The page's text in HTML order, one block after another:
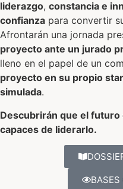
liderazgo, constancia e
confianza para convertir
Afrontarán una jornada
proyecto ante un jurado
lleno en el papel de un
proyecto en su propio
simulada.
Descubrirán que el
capaces de liderarlo.
BASES